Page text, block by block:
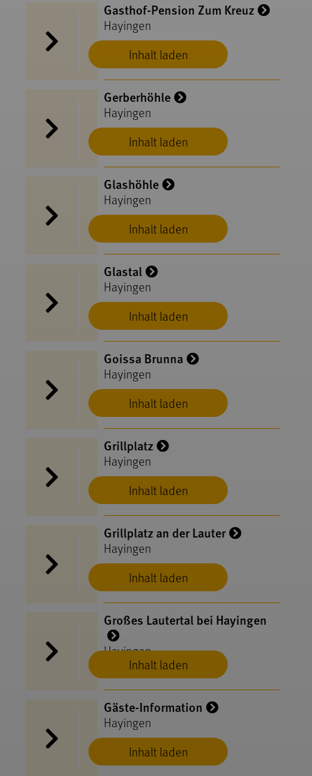
Inhalt laden
Gasthof-Pension Zum Kreuz
Hayingen
Inhalt laden
Gerberhöhle
Hayingen
Inhalt laden
Glashöhle
Hayingen
Inhalt laden
Glastal
Hayingen
Inhalt laden
Goissa Brunna
Hayingen
Inhalt laden
Grillplatz
Hayingen
Inhalt laden
Grillplatz an der Lauter
Hayingen
Inhalt laden
Großes Lautertal bei Hayingen
Hayingen
Inhalt laden
Gäste-Information
Hayingen